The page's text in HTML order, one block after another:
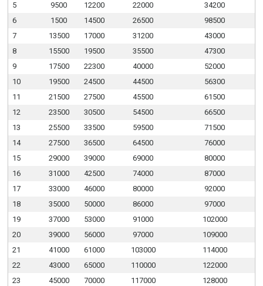
5
9500 12200 22000
34200
6
1500 14500 26500
98500
7
13500 17000 31200
43000
8
15500 19500 35500
47300
9
17500 22300 40000
52000
10
19500 24500 44500
56300
11
21500 27500 45500
61500
12
23500 30500 54500
66500
13
25500 33500 59500
71500
14
27500 36500 64500
76000
15
29000 39000 69000
80000
16
31000 42500 74000
87000
17
33000 46000 80000
92000
18
35000 50000 86000
97000
19
37000 53000 91000
102000
20
39000 56000 97000
109000
21
41000 61000 103000
114000
22
43000 65000 110000
122000
23
45000 70000 117000 128000